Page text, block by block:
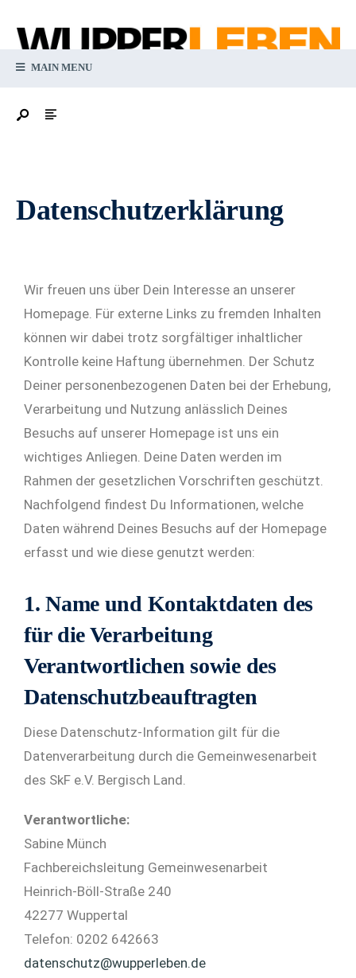
MAIN MENU
Datenschutzerklärung
Wir freuen uns über Dein Interesse an unserer
Homepage. Für externe Links zu fremden Inhalten
können wir dabei trotz sorgfältiger inhaltlicher
Kontrolle keine Haftung übernehmen. Der Schutz
Deiner personenbezogenen Daten bei der Erhebung,
Verarbeitung und Nutzung anlässlich Deines
Besuchs auf unserer Homepage ist uns ein
wichtiges Anliegen. Deine Daten werden im
Rahmen der gesetzlichen Vorschriften geschützt.
Nachfolgend findest Du Informationen, welche
Daten während Deines Besuchs auf der Homepage
erfasst und wie diese genutzt werden:
1. Name und Kontaktdaten des
für die Verarbeitung
Verantwortlichen sowie des
Datenschutzbeauftragten
Diese Datenschutz-Information gilt für die
Datenverarbeitung durch die Gemeinwesenarbeit
des SkF e.V. Bergisch Land.
Verantwortliche:
Sabine Münch
Fachbereichsleitung Gemeinwesenarbeit
Heinrich-Böll-Straße 240
42277 Wuppertal
Telefon: 0202 642663
datenschutz@wupperleben.de